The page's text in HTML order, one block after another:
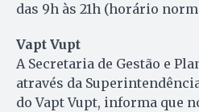
das 9h às 21h (horário
Vapt Vupt
A Secretaria de Gestão e
através da
do Vapt Vupt, informa que